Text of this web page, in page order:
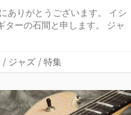
ありがとうございます。 イシ
ターの石間と申します。 ジャ
/ ジャズ / 特集